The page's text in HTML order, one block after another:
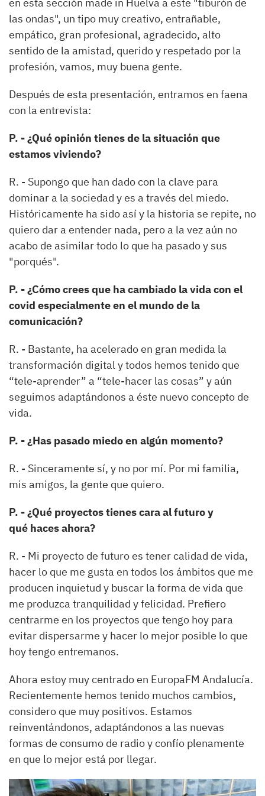
las ondas", un tipo muy creativo, entrañable,
empático, gran profesional, agradecido, alto
sentido de la amistad, querido y respetado por la
profesión, vamos, muy buena gente.
Después de esta presentación, entramos en faena
con la entrevista:
P. - ¿Qué opinión tienes de la situación que
estamos viviendo?
R. - Supongo que han dado con la clave para
dominar a la sociedad y es a través del miedo.
Históricamente ha sido así y la historia se repite, no
quiero dar a entender nada, pero a la vez aún no
acabo de asimilar todo lo que ha pasado y sus
"porqués".
P. - ¿Cómo crees que ha cambiado la vida con el
covid especialmente en el mundo de la
comunicación?
R. - Bastante, ha acelerado en gran medida la
transformación digital y todos hemos tenido que
“tele-aprender” a “tele-hacer las cosas” y aún
seguimos adaptándonos a éste nuevo concepto de
vida.
P. - ¿Has pasado miedo en algún momento?
R. - Sinceramente sí, y no por mí. Por mi familia,
mis amigos, la gente que quiero.
P. - ¿Qué proyectos tienes cara al futuro y
qué haces ahora?
R. - Mi proyecto de futuro es tener calidad de vida,
hacer lo que me gusta en todos los ámbitos que me
producen inquietud y buscar la forma de vida que
me produzca tranquilidad y felicidad. Prefiero
centrarme en los proyectos que tengo hoy para
evitar dispersarme y hacer lo mejor posible lo que
hoy tengo entremanos.
Ahora estoy muy centrado en EuropaFM Andalucía.
Recientemente hemos tenido muchos cambios,
considero que muy positivos. Estamos
reinventándonos, adaptándonos a las nuevas
formas de consumo de radio y confío plenamente
en que lo mejor está por llegar.